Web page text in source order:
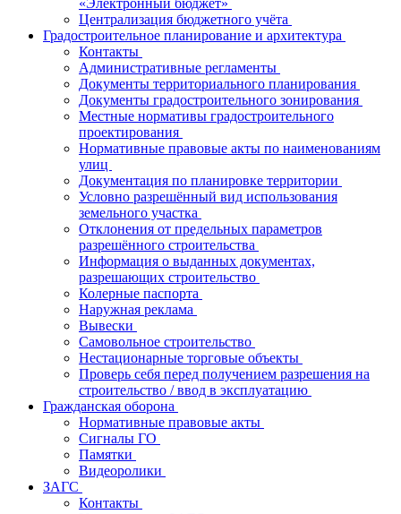
«Электронный бюджет»
Централизация бюджетного учёта
Градостроительное планирование и архитектура
Контакты
Административные регламенты
Документы территориального планирования
Документы градостроительного зонирования
Местные нормативы градостроительного
проектирования
Нормативные правовые акты по наименованиям
улиц
Документация по планировке территории
Условно разрешённый вид использования
земельного участка
Отклонения от предельных параметров
разрешённого строительства
Информация о выданных документах,
разрешающих строительство
Колерные паспорта
Наружная реклама
Вывески
Самовольное строительство
Нестационарные торговые объекты
Проверь себя перед получением разрешения на
строительство / ввод в эксплуатацию
Гражданская оборона
Нормативные правовые акты
Сигналы ГО
Памятки
Видеоролики
ЗАГС
Контакты